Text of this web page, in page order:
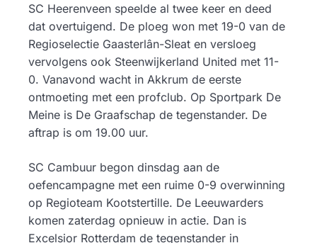
SC Heerenveen speelde al twee keer en deed
dat overtuigend. De ploeg won met 19-0 van de
Regioselectie Gaasterlân-Sleat en versloeg
vervolgens ook Steenwijkerland United met 11-
0. Vanavond wacht in Akkrum de eerste
ontmoeting met een profclub. Op Sportpark De
Meine is De Graafschap de tegenstander. De
aftrap is om 19.00 uur.
SC Cambuur begon dinsdag aan de
oefencampagne met een ruime 0-9 overwinning
op Regioteam Kootstertille. De Leeuwarders
komen zaterdag opnieuw in actie. Dan is
Excelsior Rotterdam de tegenstander in